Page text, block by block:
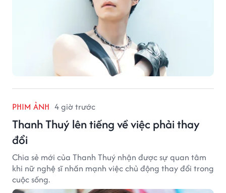
PHIM ẢNH 4 giờ trước
Thanh Thuý lên tiếng về việc phải thay
đổi
Chia sẻ mới của Thanh Thuý nhận được sự quan tâm
khi nữ nghệ sĩ nhấn mạnh việc chủ động thay đổi trong
cuộc sống.